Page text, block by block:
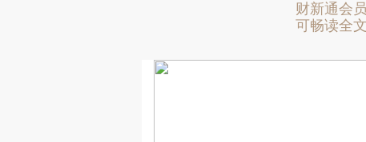
财新通会员
可畅读全文